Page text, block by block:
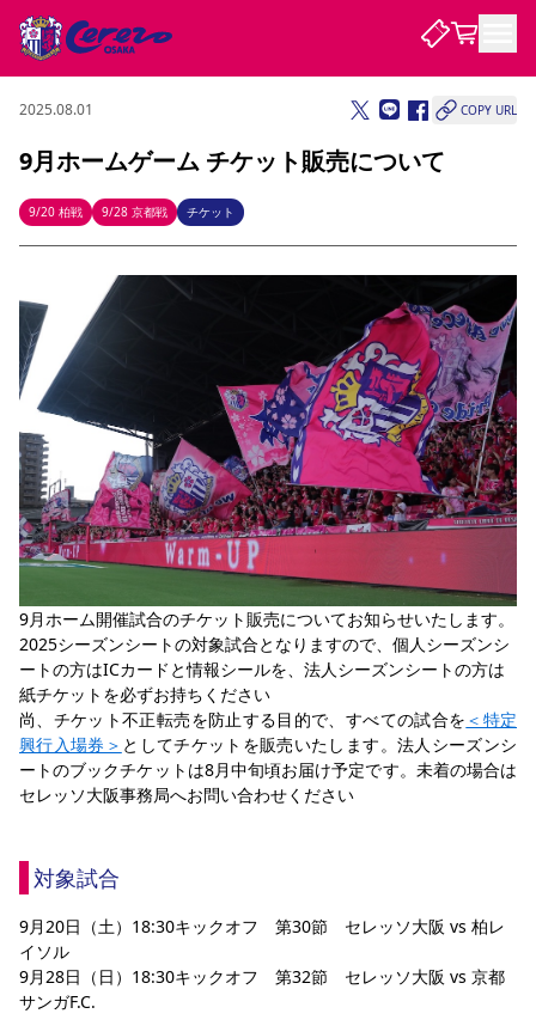
試合・チーム
試合について
試合日程 / 結果 順位表
チームについて
選手・スタッフ アクセス
レディース
アカデミー
歴代所属選手
観戦する
チケット情報 販売スケジュール
購入方法
シーズンシート
福祉サービス
団体チケット
特定興行入場券
リセールサービス
初めて観戦ガイド キッズ向けサービス グルメ
マッチデープログラム
観戦マナー&ルール ビジターサポーター観戦ガイド 公式アプリ
スタジアム
YANMAR HANASAKA STADIUM
DAZNで観戦
アウェイツアー
アウェイツアー
よくある質問
クラブを知る
セレッソ大阪について
クラブ紹介 シーズン記録 求人情報
サポートする
パートナー企業募集中 セレッソ大阪VISAカード サポートスタッフ
セレッソアイデアちょうだいな 応援商店街
Lise（ライセンスビジネス）
サステナビリティ
サステナビリティポリシー SDGsのゴール
インパクトレポート
活動レポート
SPORT POSITIVE LEAGUES 取り組み実績
スポーツクラブ
スポーツクラブ
関連団体/施設
長居公園 セレッソフットサルパーク
セレッソフットサルパーク長居
大人のサッカースクール
ファンクラブ
ファンクラブ
SAKURA SOCIO SAKURA POINT Program 招待券引換方法 先行入場
まいセレチケット 会員規定 婚姻届・出生届・命名書
ニュース
ニュース
すべて チーム グッズ チケット
ファンクラブ
スポーツクラブ メディア 30周年
レディース
アカデミー
2025.08.01 COPY URL
9月ホームゲーム チケット販売について
9/20 柏戦 9/28 京都戦 チケット
9月ホーム開催試合のチケット販売についてお知らせいたします。
2025シーズンシートの対象試合となりますので、個人シーズンシ
ートの方はICカードと情報シールを、法人シーズンシートの方は
紙チケットを必ずお持ちください
尚、チケット不正転売を防止する目的で、すべての試合を ＜特定
興行入場券＞ としてチケットを販売いたします。法人シーズンシ
ートのブックチケットは8月中旬頃お届け予定です。未着の場合は
セレッソ大阪事務局へお問い合わせください
対象試合
9月20日（土）18:30キックオフ　第30節　セレッソ大阪 vs 柏レ
イソル
9月28日（日）18:30キックオフ　第32節　セレッソ大阪 vs 京都
サンガF.C.